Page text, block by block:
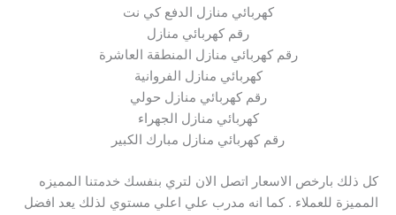
كهربائي منازل الدفع كي نت
رقم كهربائي منازل
رقم كهربائي منازل المنطقة العاشرة
كهربائي منازل الفروانية
رقم كهربائي منازل حولي
كهربائي منازل الجهراء
رقم كهربائي منازل مبارك الكبير
كل ذلك بارخص الاسعار اتصل الان لتري بنفسك خدمتنا المميزه
المميزة للعملاء . كما انه مدرب علي اعلي مستوي لذلك يعد افضل